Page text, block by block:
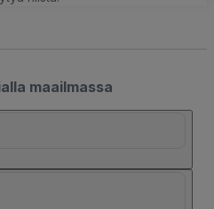
maailmassa